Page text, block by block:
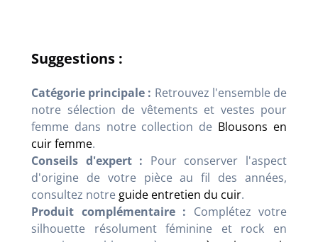
Suggestions :
Catégorie principale : Retrouvez l'ensemble de
notre sélection de vêtements et vestes pour
femme dans notre collection de Blousons en
cuir femme.
Conseils d'expert : Pour conserver l'aspect
d'origine de votre pièce au fil des années,
consultez notre guide entretien du cuir.
Produit complémentaire : Complétez votre
silhouette résolument féminine et rock en